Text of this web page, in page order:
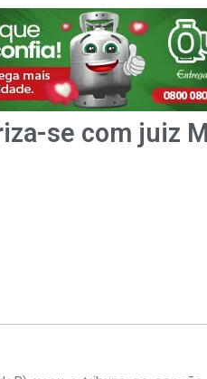
se com juiz